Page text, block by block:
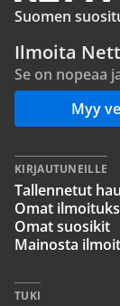
Suomen
Ilmoita
Se on nopeaa
Myy
KIRJAUTUNEILLE
Tallennetut
Omat
Omat suosikit
Mainosta
TUKI